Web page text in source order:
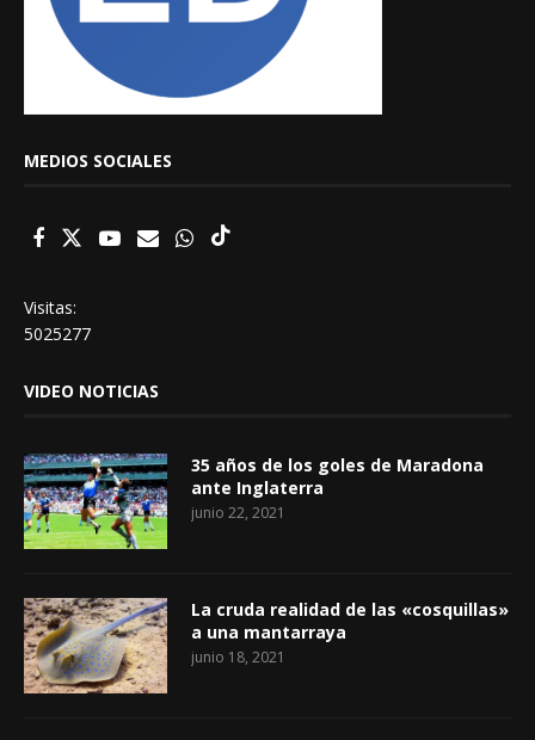
MEDIOS SOCIALES
Visitas:
5025277
VIDEO NOTICIAS
35 años de los goles de Maradona
ante Inglaterra
junio 22, 2021
La cruda realidad de las «cosquillas»
a una mantarraya
junio 18, 2021